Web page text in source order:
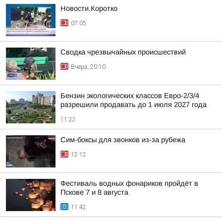
Новости.Коротко
07:05
Сводка чрезвычайных происшествий
Вчера, 20:10
Бензин экологических классов Евро-2/3/4
разрешили продавать до 1 июля 2027 года
11:22
Сим-боксы для звонков из-за рубежа
12:12
Фестиваль водных фонариков пройдёт в
Пскове 7 и 8 августа
11:42